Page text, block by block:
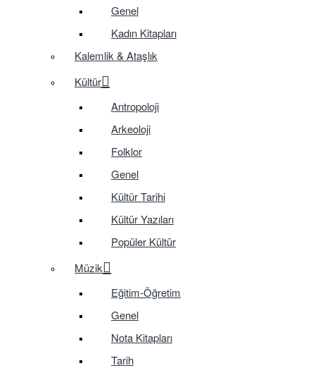
Genel
Kadın Kitapları
Kalemlik & Ataşlık
Kültür
Antropoloji
Arkeoloji
Folklor
Genel
Kültür Tarihi
Kültür Yazıları
Popüler Kültür
Müzik
Eğitim-Öğretim
Genel
Nota Kitapları
Tarih